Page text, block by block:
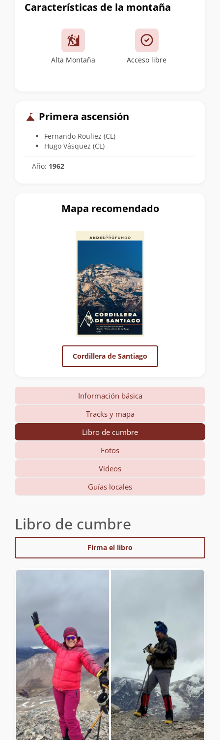
Características de la montaña
Alta Montaña Acceso libre
Primera ascensión
Fernando Rouliez (CL)
Hugo Vásquez (CL)
Año: 1962
Mapa recomendado
Cordillera de Santiago
Información básica
Tracks y mapa
Libro de cumbre
Fotos
Videos
Guías locales
Libro de cumbre
Firma el libro